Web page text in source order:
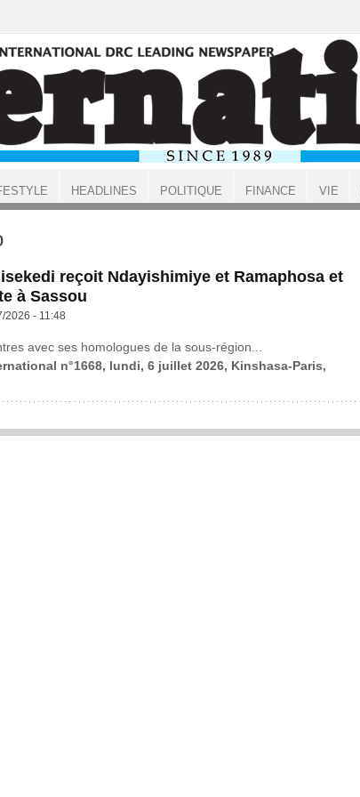
reçoit Ndayishimiye et Ramaphosa et
à Sassou
2026 - 11:48
avec ses homologues de la sous-région...
n°1668, lundi, 6 juillet 2026, Kinshasa-Paris,
HEADLINES POLITIQUE FINANCE VIE